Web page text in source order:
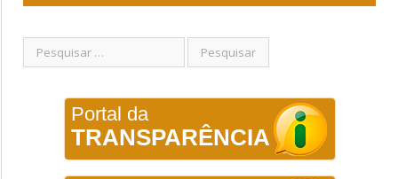
Portal da
TRANSPARÊNCIA